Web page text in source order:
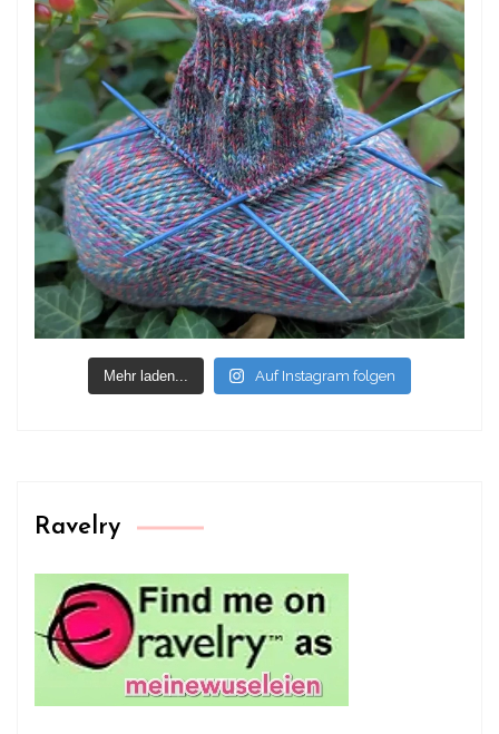
Mehr laden... Auf Instagram folgen
Ravelry